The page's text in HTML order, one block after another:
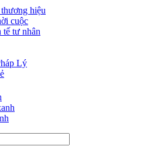
hiệu
cuộc
tư nhân
Lý